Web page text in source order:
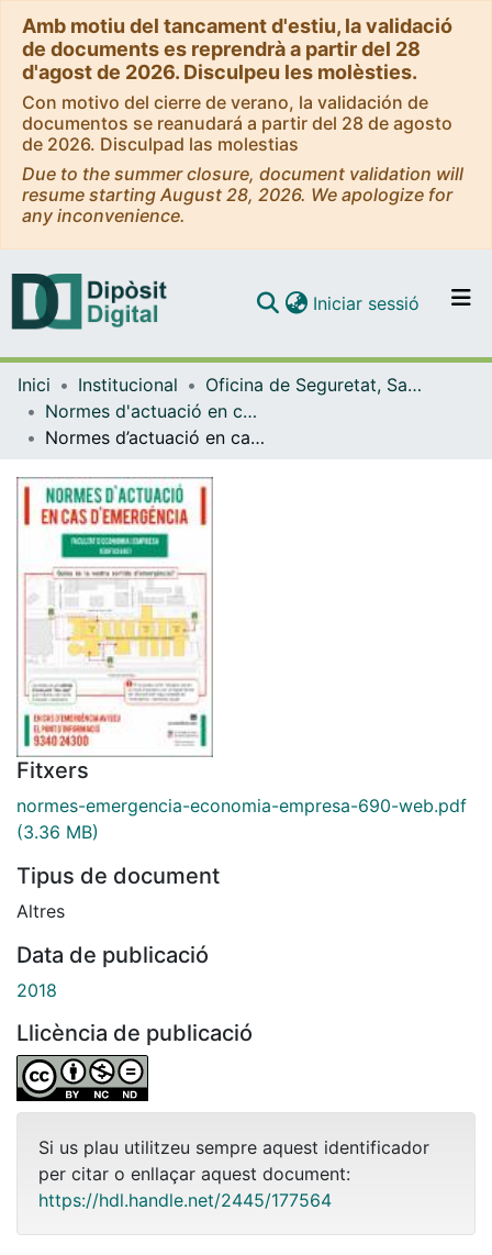
Amb motiu del tancament d'estiu, la validació
de documents es reprendrà a partir del 28
d'agost de 2026. Disculpeu les molèsties.
Con motivo del cierre de verano, la validación de
documentos se reanudará a partir del 28 de agosto
de 2026. Disculpad las molestias
Due to the summer closure, document validation will
resume starting August 28, 2026. We apologize for
any inconvenience.
Navega per tot el DD
Iniciar sessió (current)
Inici Institucional
Oficina de Seguretat, Salut i Medi Ambient (OSSMA)
Normes d'actuació en cas d'emergència (OSSMA)
Normes d’actuació en cas d’emergència - Facultat d’Economia i Empresa (Edifici 690)
Fitxers
normes-emergencia-economia-empresa-690-web.pdf
(3.36 MB)
Tipus de document
Altres
Data de publicació
2018
Llicència de publicació
Si us plau utilitzeu sempre aquest identificador
per citar o enllaçar aquest document:
https://hdl.handle.net/2445/177564